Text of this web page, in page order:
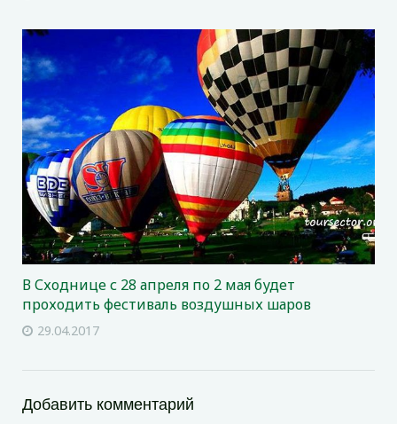
В Сходнице с 28 апреля по 2 мая будет
проходить фестиваль воздушных шаров
29.04.2017
Добавить комментарий